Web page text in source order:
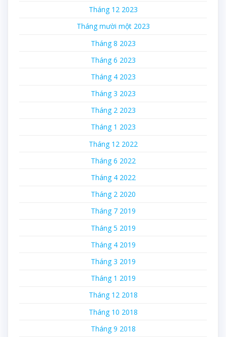
Tháng 12 2023
Tháng mười một 2023
Tháng 8 2023
Tháng 6 2023
Tháng 4 2023
Tháng 3 2023
Tháng 2 2023
Tháng 1 2023
Tháng 12 2022
Tháng 6 2022
Tháng 4 2022
Tháng 2 2020
Tháng 7 2019
Tháng 5 2019
Tháng 4 2019
Tháng 3 2019
Tháng 1 2019
Tháng 12 2018
Tháng 10 2018
Tháng 9 2018